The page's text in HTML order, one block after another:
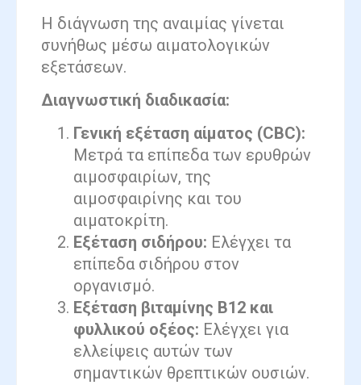
Η διάγνωση της αναιμίας γίνεται
συνήθως μέσω αιματολογικών
εξετάσεων.
Διαγνωστική διαδικασία:
Γενική εξέταση αίματος (CBC):
Μετρά τα επίπεδα των ερυθρών
αιμοσφαιρίων, της
αιμοσφαιρίνης και του
αιματοκρίτη.
Εξέταση σιδήρου: Ελέγχει τα
επίπεδα σιδήρου στον
οργανισμό.
Εξέταση βιταμίνης Β12 και
φυλλικού οξέος: Ελέγχει για
ελλείψεις αυτών των
σημαντικών θρεπτικών ουσιών.